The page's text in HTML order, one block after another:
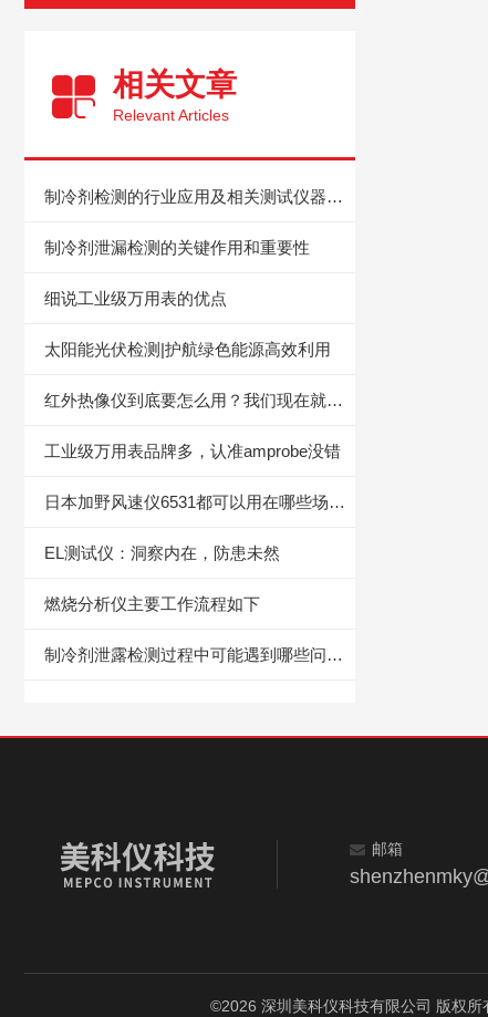
相关文章
Relevant Articles
制冷剂检测的行业应用及相关测试仪器设备
制冷剂泄漏检测的关键作用和重要性
细说工业级万用表的优点
太阳能光伏检测|护航绿色能源高效利用
红外热像仪到底要怎么用？我们现在就一步步地教你
工业级万用表品牌多，认准amprobe没错
日本加野风速仪6531都可以用在哪些场合？
EL测试仪：洞察内在，防患未然
燃烧分析仪主要工作流程如下
制冷剂泄露检测过程中可能遇到哪些问题？
邮箱
©2026 深圳美科仪科技有限公司 版权所